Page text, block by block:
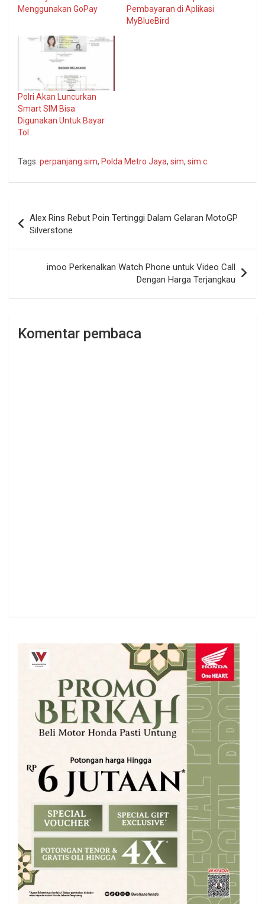
Menggunakan GoPay
Pembayaran di Aplikasi
MyBlueBird
Polri Akan Luncurkan
Smart SIM Bisa
Digunakan Untuk Bayar
Tol
Tags: perpanjang sim, Polda Metro Jaya, sim, sim c
pos
Alex Rins Rebut Poin Tertinggi Dalam Gelaran MotoGP
Silverstone
imoo Perkenalkan Watch Phone untuk Video Call
Dengan Harga Terjangkau
Komentar pembaca